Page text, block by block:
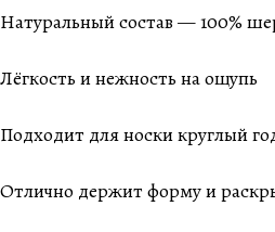
Натуральный состав — 100%
Лёгкость и нежность на ощупь
Подходит для носки круглый
Отлично держит форму и